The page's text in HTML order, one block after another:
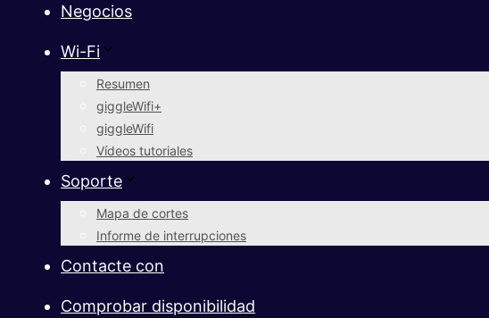
Negocios
Wi-Fi
Resumen
giggleWifi+
giggleWifi
Vídeos tutoriales
Soporte
Mapa de cortes
Informe de interrupciones
Contacte con
Comprobar disponibilidad